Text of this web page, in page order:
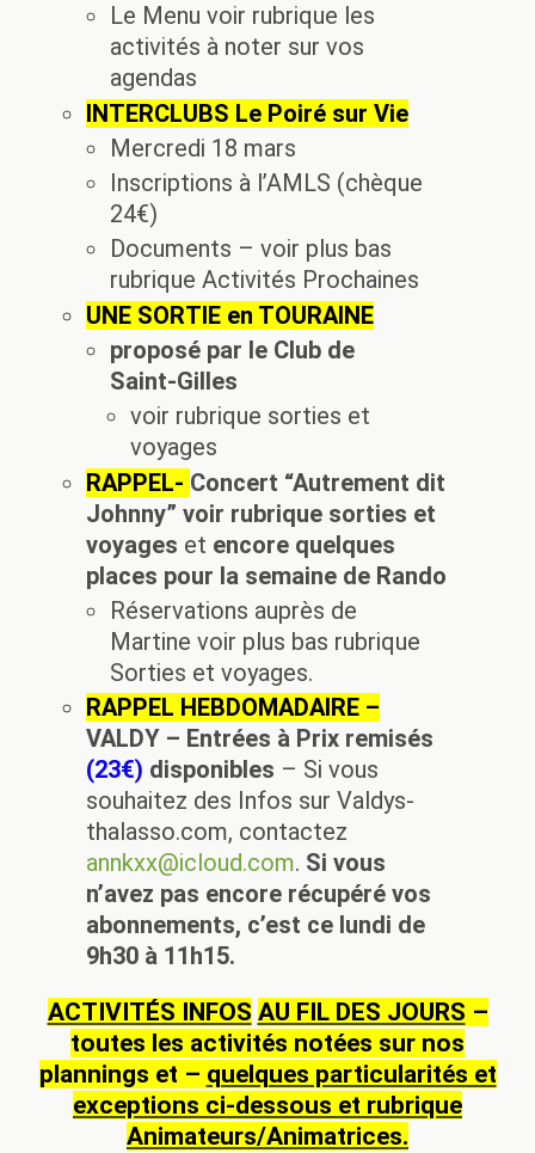
Le Menu voir rubrique les
activités à noter sur vos
agendas
INTERCLUBS Le Poiré sur Vie
Mercredi 18 mars
Inscriptions à l’AMLS (chèque
24€)
Documents – voir plus bas
rubrique Activités Prochaines
UNE SORTIE en TOURAINE
proposé par le Club de
Saint-Gilles
voir rubrique sorties et
voyages
RAPPEL- Concert “Autrement dit
Johnny” voir rubrique sorties et
voyages et encore quelques
places pour la semaine de Rando
Réservations auprès de
Martine voir plus bas rubrique
Sorties et voyages.
RAPPEL HEBDOMADAIRE –
VALDY – Entrées à Prix remisés
(23€) disponibles – Si vous
souhaitez des Infos sur Valdys-
thalasso.com, contactez
annkxx@icloud.com. Si vous
n’avez pas encore récupéré vos
abonnements, c’est ce lundi de
9h30 à 11h15.
ACTIVITÉS INFOS AU FIL DES JOURS –
toutes les activités notées sur nos
plannings et – quelques particularités et
exceptions ci-dessous et rubrique
Animateurs/Animatrices.